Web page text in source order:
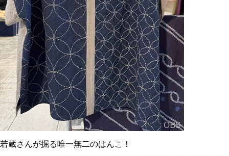
若蔵さんが掘る唯一無二のはんこ！